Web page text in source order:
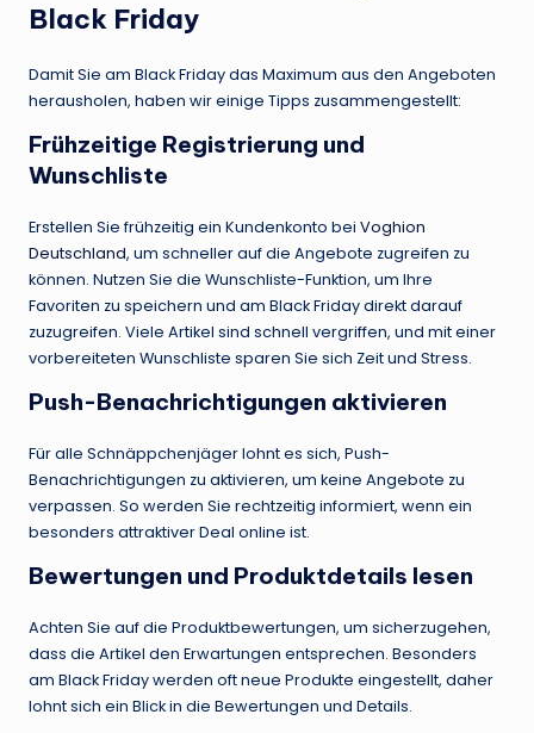
Black Friday
Damit Sie am Black Friday das Maximum aus den Angeboten
herausholen, haben wir einige Tipps zusammengestellt:
Frühzeitige Registrierung und
Wunschliste
Erstellen Sie frühzeitig ein Kundenkonto bei Voghion
Deutschland, um schneller auf die Angebote zugreifen zu
können. Nutzen Sie die Wunschliste-Funktion, um Ihre
Favoriten zu speichern und am Black Friday direkt darauf
zuzugreifen. Viele Artikel sind schnell vergriffen, und mit einer
vorbereiteten Wunschliste sparen Sie sich Zeit und Stress.
Push-Benachrichtigungen aktivieren
Für alle Schnäppchenjäger lohnt es sich, Push-
Benachrichtigungen zu aktivieren, um keine Angebote zu
verpassen. So werden Sie rechtzeitig informiert, wenn ein
besonders attraktiver Deal online ist.
Bewertungen und Produktdetails lesen
Achten Sie auf die Produktbewertungen, um sicherzugehen,
dass die Artikel den Erwartungen entsprechen. Besonders
am Black Friday werden oft neue Produkte eingestellt, daher
lohnt sich ein Blick in die Bewertungen und Details.